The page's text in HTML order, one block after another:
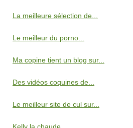
La meilleure sélection de...
Le meilleur du porno...
Ma copine tient un blog sur...
Des vidéos coquines de...
Le meilleur site de cul sur...